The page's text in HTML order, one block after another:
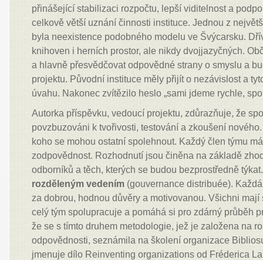
přinášející stabilizaci rozpočtu, lepší viditelnost a
celkově větší uznání činnosti instituce. Jednou z
byla neexistence podobného modelu ve Švýcarsku.
knihoven i herních prostor, ale nikdy dvojjazyčných.
a hlavně přesvědčovat odpovědné strany o smyslu a
projektu. Původní instituce měly přijít o nezávislost a
úvahu. Nakonec zvítězilo heslo „sami jdeme rychle,
Autorka příspěvku, vedoucí projektu, zdůrazňuje, že
povzbuzováni k tvořivosti, testování a zkoušení
koho se mohou ostatní spolehnout. Každý člen týmu
zodpovědnost. Rozhodnutí jsou činěna na základě
odborníků a těch, kterých se budou bezprostředně
rozděleným vedením (gouvernance distribuée).
za dobrou, hodnou důvěry a motivovanou. Všichni mají
celý tým spolupracuje a pomáhá si pro zdárný průběh
že se s tímto druhem metodologie, jež je založena na
odpovědnosti, seznámila na školení organizace
jmenuje dílo Reinventing organizations od Fréderica